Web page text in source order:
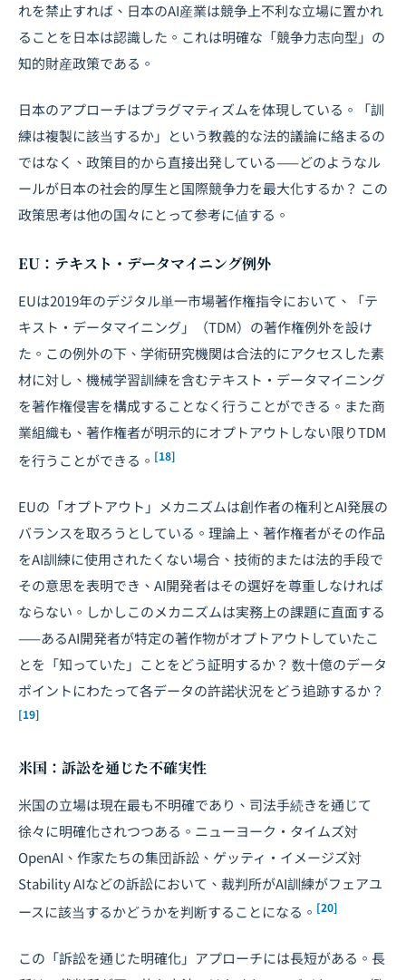
れを禁止すれば、日本のAI産業は競争上不利な立場に置かれ
ることを日本は認識した。これは明確な「競争力志向型」の
知的財産政策である。
日本のアプローチはプラグマティズムを体現している。「訓
練は複製に該当するか」という教義的な法的議論に絡まるの
ではなく、政策目的から直接出発している——どのようなル
ールが日本の社会的厚生と国際競争力を最大化するか？ この
政策思考は他の国々にとって参考に値する。
EU：テキスト・データマイニング例外
EUは2019年のデジタル単一市場著作権指令において、「テ
キスト・データマイニング」（TDM）の著作権例外を設け
た。この例外の下、学術研究機関は合法的にアクセスした素
材に対し、機械学習訓練を含むテキスト・データマイニング
を著作権侵害を構成することなく行うことができる。また商
業組織も、著作権者が明示的にオプトアウトしない限りTDM
を行うことができる。 [18]
EUの「オプトアウト」メカニズムは創作者の権利とAI発展の
バランスを取ろうとしている。理論上、著作権者がその作品
をAI訓練に使用されたくない場合、技術的または法的手段で
その意思を表明でき、AI開発者はその選好を尊重しなければ
ならない。しかしこのメカニズムは実務上の課題に直面する
——あるAI開発者が特定の著作物がオプトアウトしていたこ
とを「知っていた」ことをどう証明するか？ 数十億のデータ
ポイントにわたって各データの許諾状況をどう追跡するか？
[19]
米国：訴訟を通じた不確実性
米国の立場は現在最も不明確であり、司法手続きを通じて
徐々に明確化されつつある。ニューヨーク・タイムズ対
OpenAI、作家たちの集団訴訟、ゲッティ・イメージズ対
Stability AIなどの訴訟において、裁判所がAI訓練がフェアユ
ースに該当するかどうかを判断することになる。 [20]
この「訴訟を通じた明確化」アプローチには長短がある。長